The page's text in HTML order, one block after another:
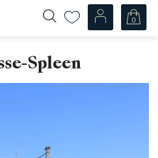
0
De
Spleen